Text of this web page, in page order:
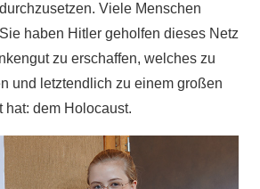
Viele Menschen
haben Hitler geholfen dieses Netz
zu erschaffen, welches zu
und letztendlich zu einem großen
hat: dem Holocaust.